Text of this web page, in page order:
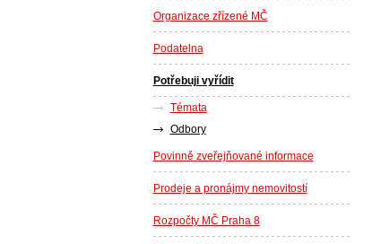
Organizace zřízené MČ
Podatelna
Potřebuji vyřídit
Témata
Odbory
Povinně zveřejňované informace
Prodeje a pronájmy nemovitostí
Rozpočty MČ Praha 8